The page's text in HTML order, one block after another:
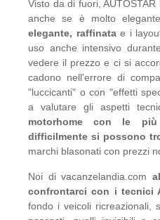
Visto da di fuori,
anche se è molto
elegante, raffinatae i
uso anche intensivo
vedere il prezzo e ci si
cadono nell'errore di
"luccicanti" o con "effetti
a valutare gli aspetti
motorhome con le più
difficilmente si possono
marchi blasonati con prezzi
Noi di vacanzelandia.com
confrontarci con i tecnici
fondo i veicoli ricreazionali,